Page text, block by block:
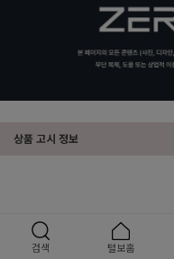
검색 털보홈
상품 고시 정보
상세정보 고객리뷰(0)